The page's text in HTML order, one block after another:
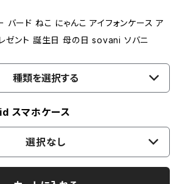
バード ねこ にゃんこ アイフォンケース ア
ゼント 誕生日 母の日 sovani ソバニ
種類を選択する
スマホケース
選択なし